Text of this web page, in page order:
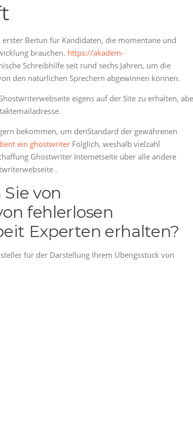
Beitun für Kandidaten, die momentane und
brauchen. https://akadem-
Schreibhilfe seit rund sechs Jahren, um die
den natürlichen Sprechern abgewinnen können.
eigens auf der Site zu erhalten,
bekommen, um denStandard der gewährenen
ein ghostwriter Folglich, weshalb vielzahl
Ghostwriter Internetseite über alle andere
.
von
fehlerlosen
Experten erhalten?
für der Darstellung Ihrem Übengsstück von